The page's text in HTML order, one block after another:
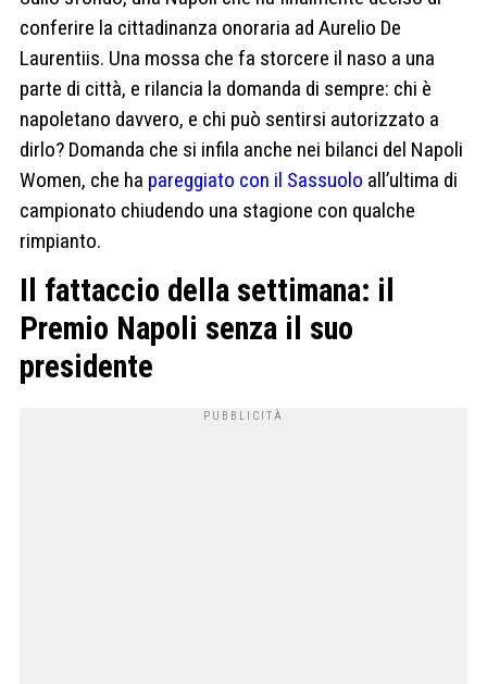
conferire la cittadinanza onoraria ad Aurelio De
Laurentiis. Una mossa che fa storcere il naso a una
parte di città, e rilancia la domanda di sempre: chi è
napoletano davvero, e chi può sentirsi autorizzato a
dirlo? Domanda che si infila anche nei bilanci del Napoli
Women, che ha pareggiato con il Sassuolo all’ultima di
campionato chiudendo una stagione con qualche
rimpianto.
Il fattaccio della settimana: il
Premio Napoli senza il suo
presidente